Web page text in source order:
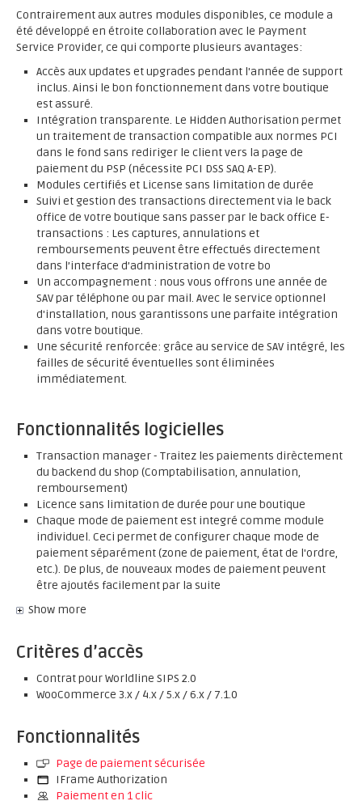
Contrairement aux autres modules disponibles, ce module a
été développé en étroite collaboration avec le Payment
Service Provider, ce qui comporte plusieurs avantages:
Accès aux updates et upgrades pendant l'année de support
inclus. Ainsi le bon fonctionnement dans votre boutique
est assuré.
Intégration transparente. Le Hidden Authorisation permet
un traitement de transaction compatible aux normes PCI
dans le fond sans rediriger le client vers la page de
paiement du PSP (nécessite PCI DSS SAQ A-EP).
Modules certifiés et License sans limitation de durée
Suivi et gestion des transactions directement via le back
office de votre boutique sans passer par le back office E-
transactions : Les captures, annulations et
remboursements peuvent être effectués directement
dans l’interface d’administration de votre bo
Un accompagnement : nous vous offrons une année de
SAV par téléphone ou par mail. Avec le service optionnel
d'installation, nous garantissons une parfaite intégration
dans votre boutique.
Une sécurité renforcée: grâce au service de SAV intégré, les
failles de sécurité éventuelles sont éliminées
immédiatement.
Fonctionnalités logicielles
Transaction manager - Traitez les paiements dirèctement
du backend du shop (Comptabilisation, annulation,
remboursement)
Licence sans limitation de durée pour une boutique
Chaque mode de paiement est integré comme module
individuel. Ceci permet de configurer chaque mode de
paiement séparément (zone de paiement, état de l'ordre,
etc.). De plus, de nouveaux modes de paiement peuvent
être ajoutés facilement par la suite
Show more
Critères d’accès
Contrat pour Worldline SIPS 2.0
WooCommerce 3.x / 4.x / 5.x / 6.x / 7.1.0
Fonctionnalités
Page de paiement sécurisée
IFrame Authorization
Paiement en 1 clic